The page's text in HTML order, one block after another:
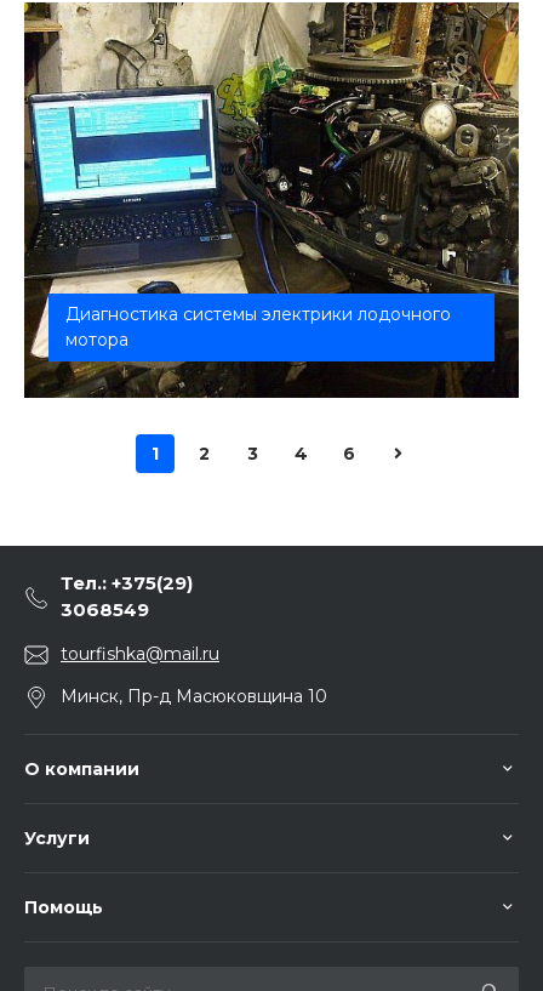
Диагностика системы электрики лодочного
мотора
Полная профессиональная диагностика
1 2 3 4 6
Тел.: +375(29)
3068549
tourfishka@mail.ru
Минск, Пр-д Масюковщина 10
О компании
Услуги
Помощь